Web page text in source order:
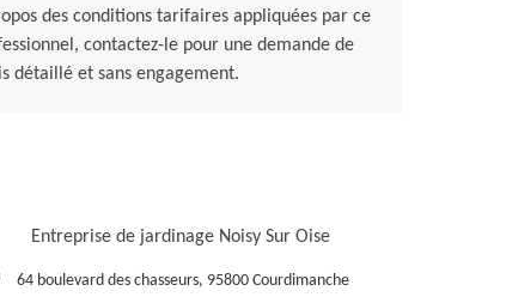
des conditions tarifaires appliquées par ce
contactez-le pour une demande de
détaillé et sans engagement.
Entreprise de jardinage Noisy Sur Oise
64 boulevard des chasseurs, 95800 Courdimanche